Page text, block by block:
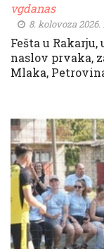
vgdanas
8. kolovoza 2026.
Fešta u
naslov prvaka,
Mlaka,